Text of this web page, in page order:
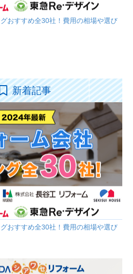
おすすめ全30社！費用の相場や選び
新着記事
おすすめ全30社！費用の相場や選び